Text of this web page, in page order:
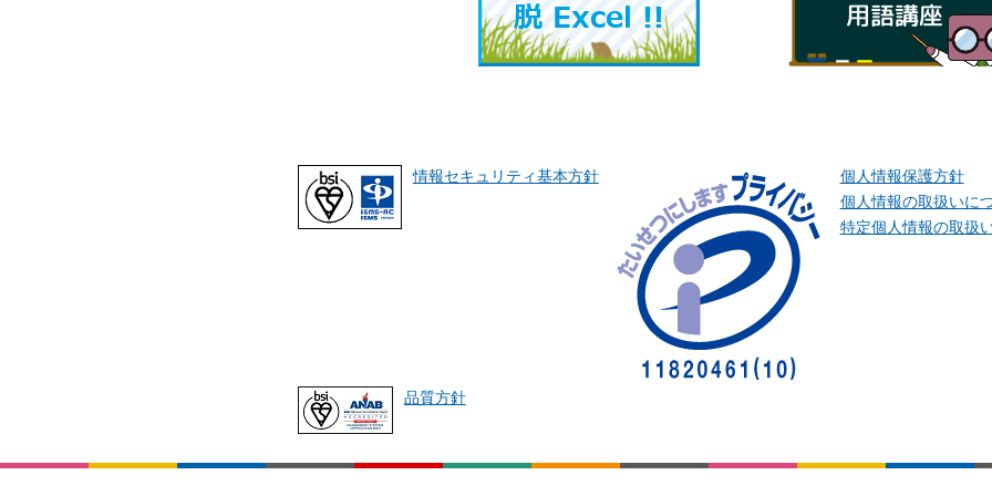
情報セキュリティ基本方針
個人情報保護方針
個人情報の取扱いに
特定個人情報の取扱
品質方針